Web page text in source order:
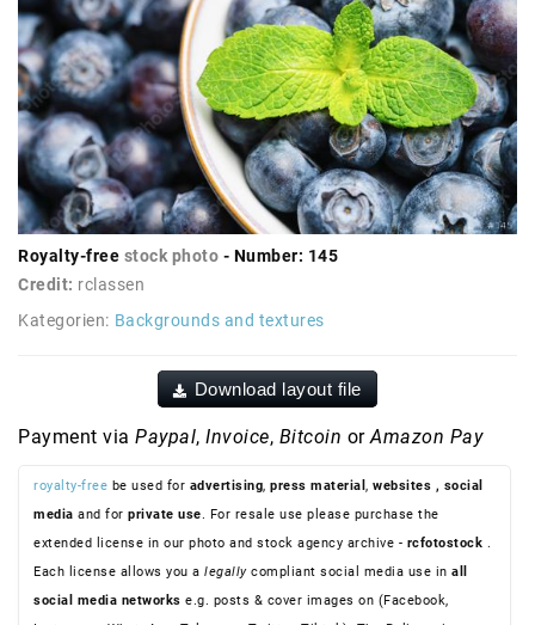
Royalty-free stock photo - Number: 145
Credit: rclassen
Kategorien: Backgrounds and textures
Download layout file
Payment via Paypal, Invoice, Bitcoin orAmazon Pay
royalty-free be used for advertising, press material , websites , social
media and for private use. For resale use please purchase the
extended license in our photo and stock agency archive - rcfotostock .
Each license allows you a legallycompliant social media use in all
social media networks e.g. posts & cover images on (Facebook,